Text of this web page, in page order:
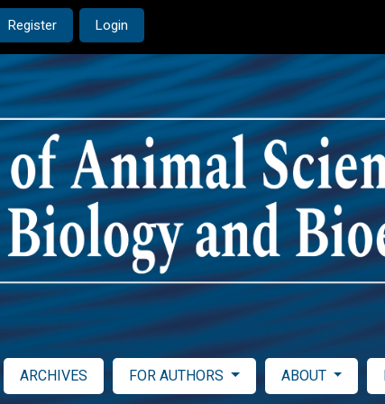
Register Login
ARCHIVES FOR AUTHORS ABOUT